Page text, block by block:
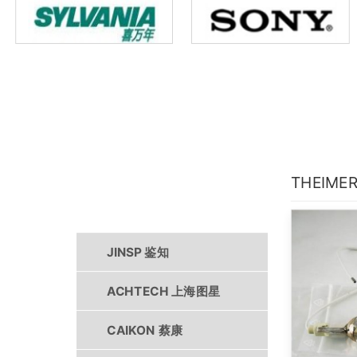
JINSP 鉴知
ACHTECH 上海图星
CAIKON 蔡康